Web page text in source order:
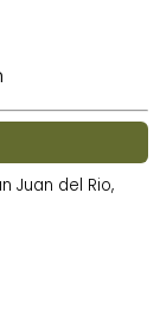
Juan del Rio,